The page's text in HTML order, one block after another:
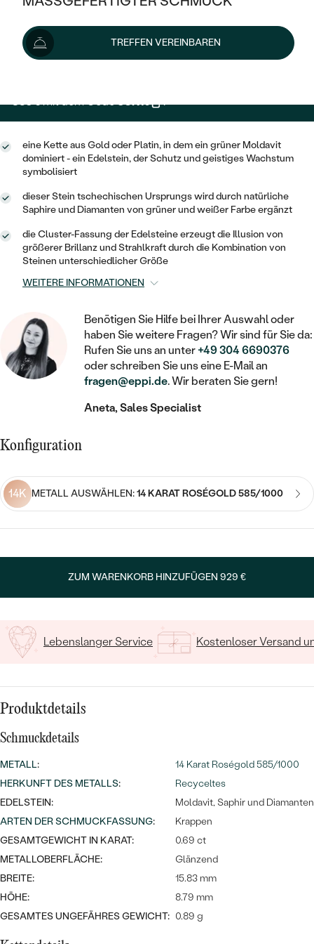
KLASSISCH
MEMOIRE
V-FORM
AUSSERGEWÖHNLICHE
GEHÄMMERTE
VON HAND GRAVIERTE
MIT FÜLLUNG
IM SET
Eheringe
ANSCHAUEN
MIT MEHREREN DIAMANTEN
HALO
VINTAGE
IM SET
AUSSERGEWÖHNLICH
GESTALTE EINEN RING
WÄHLE EINEN RING
LAB GROWN DIAMANTEN ZUM
EINFASSEN
FARBIGE DIAMANTEN ZUM EINFASSEN
MIT LAB GROWN DIAMANT
MIT MOISSANIT
MIT FARBIGEN DIAMANTEN
MIT SCHWARZEN DIAMANTEN
MIT SALT AND PEPPER DIAMANTEN
MIT EDELSTEIN
NACH MATERIAL
GOLD
PLATIN
SILBER
AUSVERKAUF
WENN SCHMUCK HILFT
NACH TYP
RINGE
ANHÄNGER / KETTEN
ARMBÄNDER
SCHMUCK FÜR KINDER
BROSCHEN
SCHMUCKZUBEHÖR
NACH MATERIAL
GOLD
SILBER
DIAMANTSCHMUCK
EDELSTEINSCHMUCK
SCHMUCK MIT LAB GROWN
DIAMANTEN
PERLENSCHMUCK
NACH STYL
PERSONALISIERT
SYMBOLISCH
MINIMALISTISCH
NACH ANLASS
PLATIN
OHRSTECKER
CREOLEN
MINIMALISTISCHE
SOLITÄR
HERZ
KINDER
PIERCINGS
PERLENOHRRINGE
PREISWERTE
GOLD
SILBER
SOLITÄR
ZUR GEBURT EINES KINDES
PERSONALISIERT
MIT STERNZEICHEN
MEDAILLON
KETTEN
HERZKETTEN
MIT TIEREN
NACH EDELSTEIN
MIT DIAMANT
PERLENKETTEN
NACH PREIS
PREISWERTE
LUXURIÖSE
AUSVERKAUF
GOLD
SILBER
PLATIN
NACH STYL
MEMOIRE
MINIMALISTISCHE
STATEMENT
SIEGELRINGE
PERSONALISIERT
MIT DIAMANT
MIT EDELSTEIN
PERLENRINGE
NACH PREIS
PREISWERTE
LUXURIÖSE
TREFFEN VEREINBAREN
929 €
Wir liefern den Schmuck innerhalb von 5 Werktagen.
Lieferoptionen
836 €mit dem CodeSUN10 .
eine Kette aus Gold oder Platin, in dem ein grüner Moldavit
dominiert - ein Edelstein, der Schutz und geistiges Wachstum
symbolisiert
dieser Stein tschechischen Ursprungs wird durch natürliche
Saphire und Diamanten von grüner und weißer Farbe ergänzt
die Cluster-Fassung der Edelsteine erzeugt die Illusion von
größerer Brillanz und Strahlkraft durch die Kombination von
Steinen unterschiedlicher Größe
WEITERE INFORMATIONEN
Benötigen Sie Hilfe bei Ihrer Auswahl oder
haben Sie weitere Fragen? Wir sind für Sie da:
Rufen Sie uns an unter+49 304 6690376
oder schreiben Sie uns eine E-Mail an
fragen@eppi.de. Wir beraten Sie gern!
Aneta, Sales Specialist
Konfiguration
14K METALL AUSWÄHLEN:14 KARAT ROSÉGOLD 585/1000
ZUM WARENKORB HINZUFÜGEN 929 €
Lebenslanger Service Kostenloser Versand
Produktdetails
Schmuckdetails
METALL:
14 Karat Roségold 585/1000
HERKUNFT DES METALLS:
Recyceltes
EDELSTEIN:
Moldavit, Saphir und Diamanten
ARTEN DER SCHMUCKFASSUNG:
Krappen
GESAMTGEWICHT IN KARAT:
0.69 ct
METALLOBERFLÄCHE:
Glänzend
BREITE:
15.83 mm
HÖHE:
8.79 mm
GESAMTES UNGEFÄHRES GEWICHT: 0.89 g